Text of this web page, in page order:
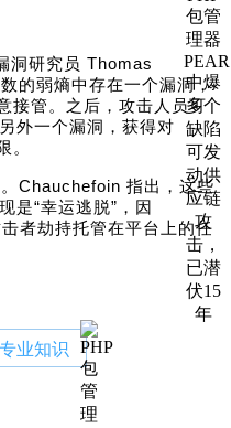
洞研究员 Thomas
的弱熵中存在一个漏洞，
接管。之后，攻击人员可
外一个漏洞，获得对
。
Chauchefoin 指出，这些
是“幸运逃脱”，因
者劫持托管在平台上的任
业知识